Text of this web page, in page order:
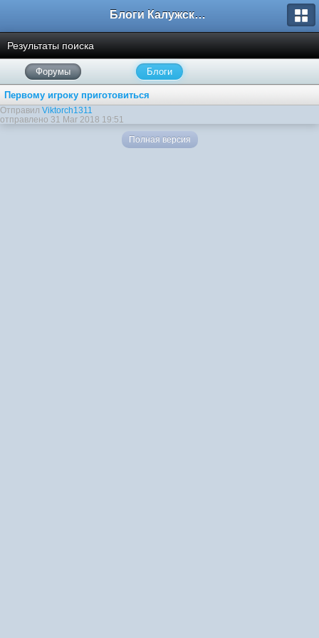
Блоги Калужского перекрестка
Результаты поиска
Форумы Блоги
Первому игроку приготовиться
Отправил Viktorch1311
отправлено 31 Mar 2018 19:51
Полная версия